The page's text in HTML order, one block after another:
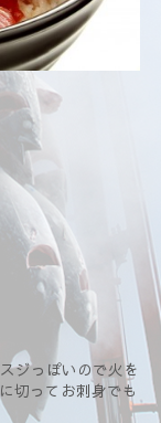
ジっぽいので火を
切ってお刺身でも